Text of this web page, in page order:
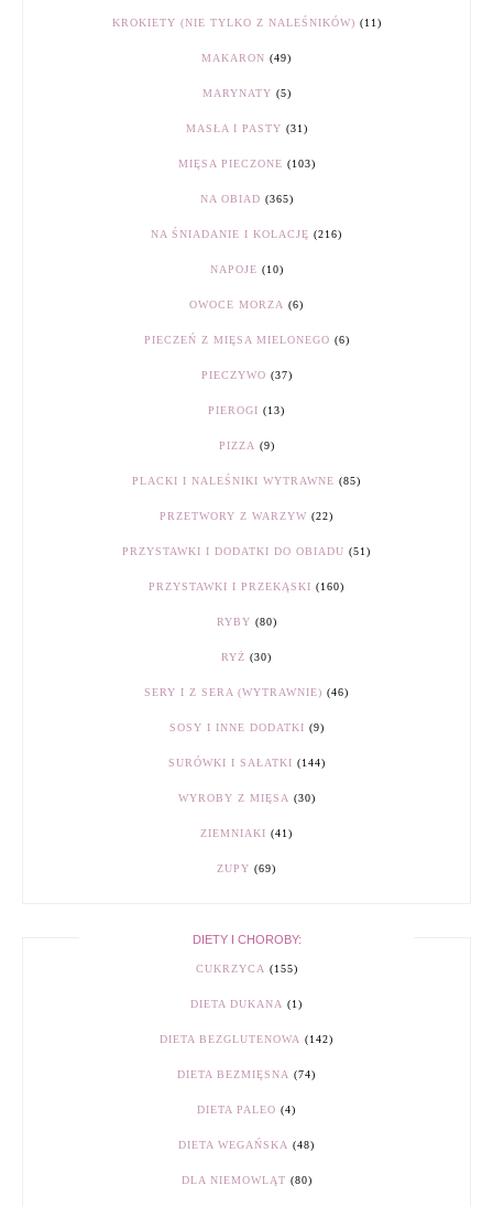
KROKIETY (NIE TYLKO Z NALEŚNIKÓW) (11)
MAKARON (49)
MARYNATY (5)
MASŁA I PASTY (31)
MIĘSA PIECZONE (103)
NA OBIAD (365)
NA ŚNIADANIE I KOLACJĘ (216)
NAPOJE (10)
OWOCE MORZA (6)
PIECZEŃ Z MIĘSA MIELONEGO (6)
PIECZYWO (37)
PIEROGI (13)
PIZZA (9)
PLACKI I NALEŚNIKI WYTRAWNE (85)
PRZETWORY Z WARZYW (22)
PRZYSTAWKI I DODATKI DO OBIADU (51)
PRZYSTAWKI I PRZEKĄSKI (160)
RYBY (80)
RYŻ (30)
SERY I Z SERA (WYTRAWNIE) (46)
SOSY I INNE DODATKI (9)
SURÓWKI I SAŁATKI (144)
WYROBY Z MIĘSA (30)
ZIEMNIAKI (41)
ZUPY (69)
DIETY I CHOROBY:
CUKRZYCA (155)
DIETA DUKANA (1)
DIETA BEZGLUTENOWA (142)
DIETA BEZMIĘSNA (74)
DIETA PALEO (4)
DIETA WEGAŃSKA (48)
DLA NIEMOWLĄT (80)